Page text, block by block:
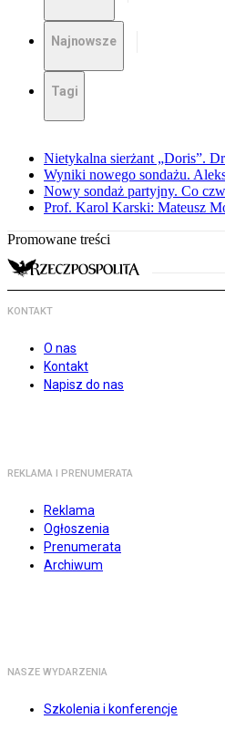
Najnowsze
Tagi
Nietykalna sierżant „Doris”.
Wyniki nowego sondażu.
Nowy sondaż partyjny. Co
Prof. Karol Karski: Mateusz
Promowane treści
KONTAKT
O nas
Kontakt
Napisz do nas
REKLAMA I PRENUMERATA
Reklama
Ogłoszenia
Prenumerata
Archiwum
NASZE WYDARZENIA
Szkolenia i konferencje